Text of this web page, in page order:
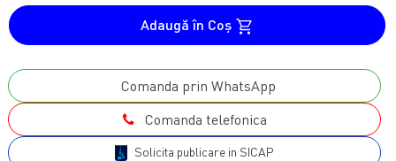
Adaugă în Coş
Comanda prin WhatsApp
Comanda telefonica
Solicita publicare in SICAP